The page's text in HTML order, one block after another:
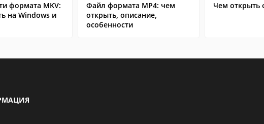
формата MKV:
на Windows и
Файл формата MP4: чем
открыть, описание,
особенности
Чем открыть